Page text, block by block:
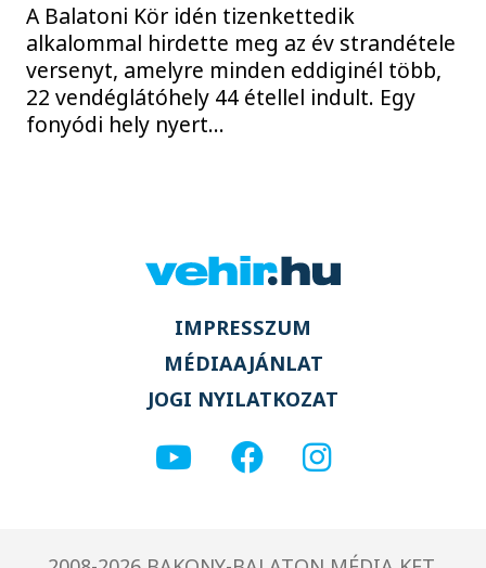
A Balatoni Kör idén tizenkettedik
alkalommal hirdette meg az év strandétele
versenyt, amelyre minden eddiginél több,
22 vendéglátóhely 44 étellel indult. Egy
fonyódi hely nyert...
IMPRESSZUM
MÉDIAAJÁNLAT
JOGI NYILATKOZAT